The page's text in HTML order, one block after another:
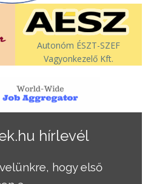
Autonóm ÉSZT-SZEF
Vagyonkezelő Kft.
hírlevél
hogy első